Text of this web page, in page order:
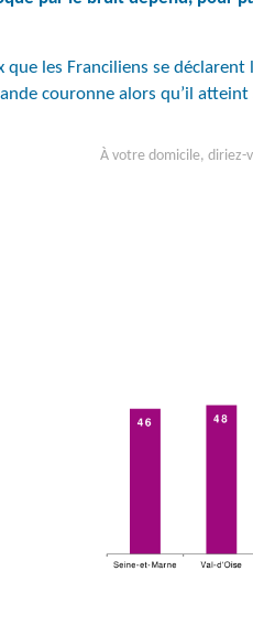
que les Franciliens se
couronne alors qu’il
À votre domicile, diriez-